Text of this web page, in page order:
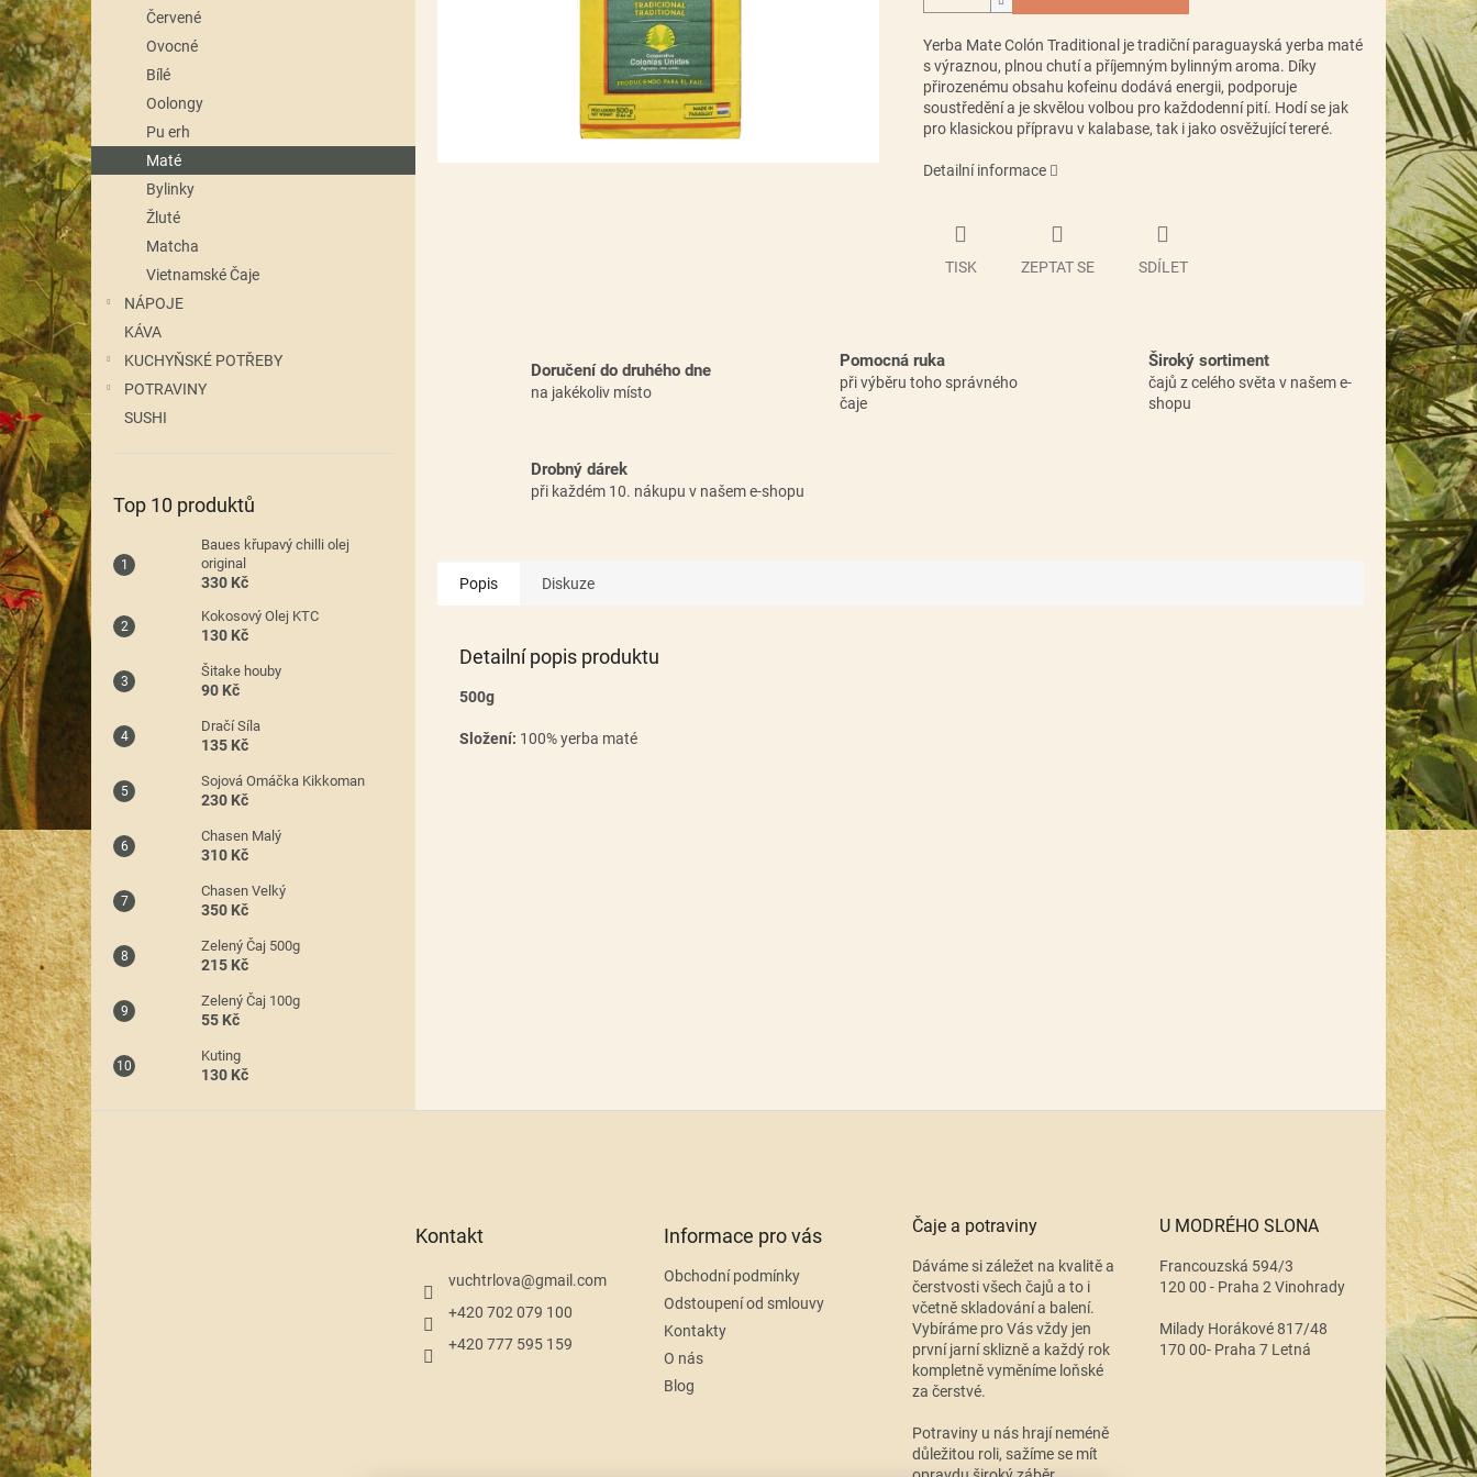
n
e
l
Červené
Ovocné
Bílé
Oolongy
Pu erh
Maté
Bylinky
Žluté
Matcha
Vietnamské Čaje
NÁPOJE
KÁVA
KUCHYŇSKÉ POTŘEBY
POTRAVINY
SUSHI
Top 10 produktů
Baues křupavý chilli olej
original
330 Kč
Kokosový Olej KTC
130 Kč
Šitake houby
90 Kč
Dračí Síla
135 Kč
Sojová Omáčka Kikkoman
230 Kč
Chasen Malý
310 Kč
Chasen Velký
350 Kč
Zelený Čaj 500g
215 Kč
Zelený Čaj 100g
55 Kč
Kuting
130 Kč
Yerba Mate Colón Traditional je tradiční paraguayská yerba maté
s výraznou, plnou chutí a příjemným bylinným aroma. Díky
přirozenému obsahu kofeinu dodává energii, podporuje
soustředění a je skvělou volbou pro každodenní pití. Hodí se jak
pro klasickou přípravu v kalabase, tak i jako osvěžující tereré.
Detailní informace
TISK ZEPTAT SE SDÍLET
Doručení do druhého dne
na jakékoliv místo
Pomocná ruka
při výběru toho správného
čaje
Široký sortiment
čajů z celého světa v našem e-
shopu
Drobný dárek
při každém 10. nákupu v našem e-shopu
Popis Diskuze
Detailní popis produktu
500g
Složení: 100% yerba maté
Z
á
p
a
t
í
Kontakt
vuchtrlova@gmail.com
+420 702 079 100
+420 777 595 159
Informace pro vás
Obchodní podmínky
Odstoupení od smlouvy
Kontakty
O nás
Blog
Čaje a potraviny
Dáváme si záležet na kvalitě a
čerstvosti všech čajů a to i
včetně skladování a balení.
Vybíráme pro Vás vždy jen
první jarní sklizně a každý rok
kompletně vyměníme loňské
za čerstvé.
Potraviny u nás hrají neméně
důležitou roli, sažíme se mít
U MODRÉHO SLONA
Francouzská 594/3
120 00 - Praha 2 Vinohrady
Milady Horákové 817/48
170 00- Praha 7 Letná